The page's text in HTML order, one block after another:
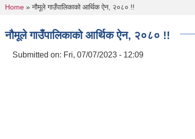
You are here
Home » नौमूले गाउँपालिकाको आर्थिक ऐन, २०८० !!
नौमूले गाउँपालिकाको आर्थिक ऐन, २०८० !!
Submitted on: Fri, 07/07/2023 - 12:09